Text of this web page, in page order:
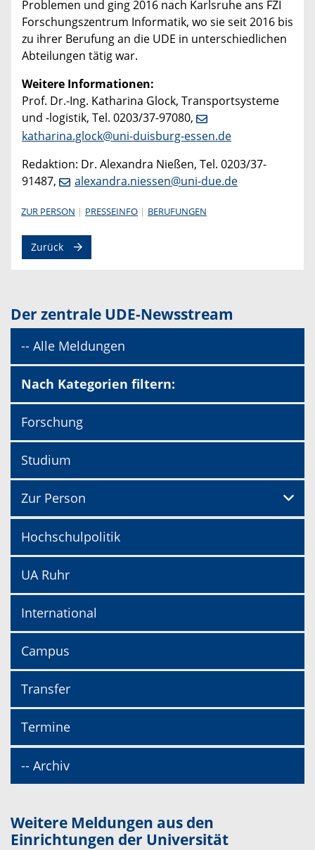
Problemen und ging 2016 nach Karlsruhe ans FZI
Forschungszentrum Informatik, wo sie seit 2016 bis
zu ihrer Berufung an die UDE in unterschiedlichen
Abteilungen tätig war.
Weitere Informationen:
Prof. Dr.-Ing. Katharina Glock, Transportsysteme
und -logistik, Tel. 0203/37-97080,
katharina.glock@uni-duisburg-essen.de
Redaktion: Dr. Alexandra Nießen, Tel. 0203/37-
91487,
alexandra.niessen@uni-due.de
ZUR PERSON PRESSEINFO BERUFUNGEN
Zurück
Der zentrale UDE-Newsstream
-- Alle Meldungen
Nach Kategorien filtern:
Forschung
Studium
Zur Person
Hochschulpolitik
UA Ruhr
International
Campus
Transfer
Termine
-- Archiv
Weitere Meldungen aus den
Einrichtungen der Universität